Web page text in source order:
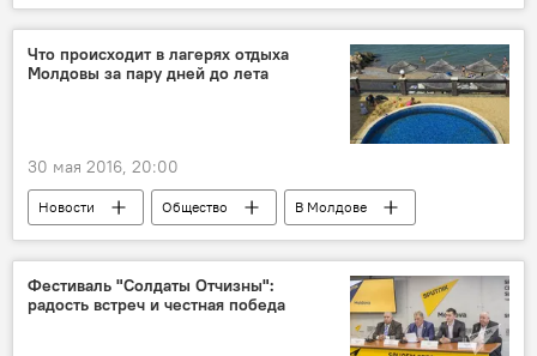
Что происходит в лагерях отдыха
Молдовы за пару дней до лета
30 мая 2016, 20:00
Новости Общество
В Молдове
Республика Молдова
Национальное агентство по продовольственной безопасности
проверки
отдых детский лагерь
Фестиваль "Солдаты Отчизны":
радость встреч и честная победа